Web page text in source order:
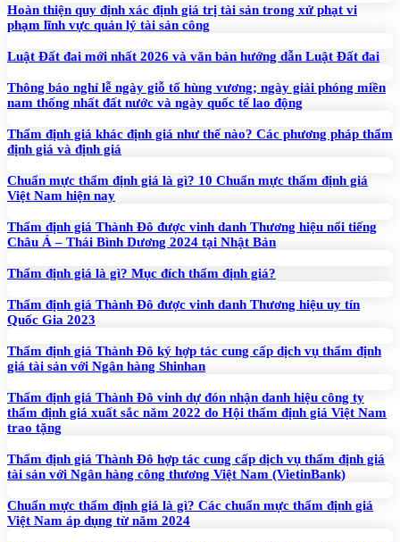
Hoàn thiện quy định xác định giá trị tài sản trong xử phạt vi
phạm lĩnh vực quản lý tài sản công
Luật Đất đai mới nhất 2026 và văn bản hướng dẫn Luật Đất đai
Thông báo nghỉ lễ ngày giỗ tổ hùng vương; ngày giải phóng miền
nam thống nhất đất nước và ngày quốc tế lao động
Thẩm định giá khác định giá như thế nào? Các phương pháp thẩm
định giá và định giá
Chuẩn mực thẩm định giá là gì? 10 Chuẩn mực thẩm định giá
Việt Nam hiện nay
Thẩm định giá Thành Đô được vinh danh Thương hiệu nổi tiếng
Châu Á – Thái Bình Dương 2024 tại Nhật Bản
Thẩm định giá là gì? Mục đích thẩm định giá?
Thẩm định giá Thành Đô được vinh danh Thương hiệu uy tín
Quốc Gia 2023
Thẩm định giá Thành Đô ký hợp tác cung cấp dịch vụ thẩm định
giá tài sản với Ngân hàng Shinhan
Thẩm định giá Thành Đô vinh dự đón nhận danh hiệu công ty
thẩm định giá xuất sắc năm 2022 do Hội thẩm định giá Việt Nam
trao tặng
Thẩm định giá Thành Đô hợp tác cung cấp dịch vụ thẩm định giá
tài sản với Ngân hàng công thương Việt Nam (VietinBank)
Chuẩn mực thẩm định giá là gì? Các chuẩn mực thẩm định giá
Việt Nam áp dụng từ năm 2024